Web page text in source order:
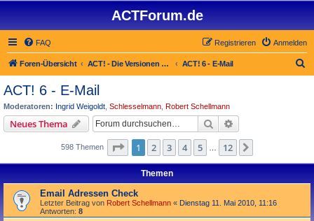
ACTForum.de
FAQ Anmelden
Registrieren
Foren-Übersicht ACT! - Die Versionen 2.x bis 6.x (auch ACT! 2000) ACT! 6 - E-Mail
ACT! 6 - E-Mail
Moderatoren: Ingrid Weigoldt Schlesselmann Robert Schellmann
Neues Thema Suche
598 Themen Seite 1von 12
1 2 3 4 5 12
Themen
Email Adressen Check
Letzter Beitrag von Robert Schellmann « Dienstag 11. Mai 2010, 11:16
Antworten: 8